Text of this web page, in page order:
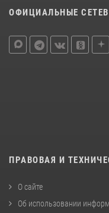
ОФИЦИАЛЬНЫЕ
ПРАВОВАЯ И
О сайте
Об использовании